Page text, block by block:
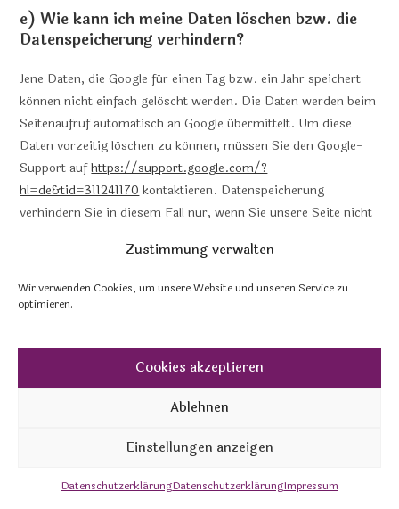
Zustimmung verwalten
Wir verwenden Cookies, um unsere Website und unseren Service zu
optimieren.
Cookies akzeptieren
Ablehnen
Einstellungen anzeigen
DatenschutzerklärungDatenschutzerklärungImpressum
e) Wie kann ich meine Daten löschen bzw. die
Datenspeicherung verhindern?
Jene Daten, die Google für einen Tag bzw. ein Jahr speichert
können nicht einfach gelöscht werden. Die Daten werden beim
Seitenaufruf automatisch an Google übermittelt. Um diese
Daten vorzeitig löschen zu können, müssen Sie den Google-
Support aufhttps://support.google.com/?
hl=de&tid=311241170 kontaktieren. Datenspeicherung
verhindern Sie in diesem Fall nur, wenn Sie unsere Seite nicht
uneingeschränkten Zugriff auf alle Schriftarten. Wir können
Fonts und weiteren Fragen finden Sie auf
https://developers.google.com/fonts/faq?tid=311241170.
Dort geht zwar Google auf datenschutzrelevante
über Datenspeicherung sind nicht enthalten. Es ist relativ
gespeicherten Daten zu bekommen.